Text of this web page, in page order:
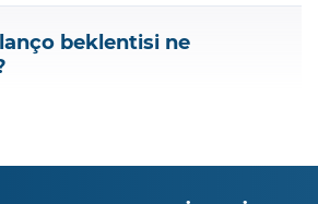
beklentisi ne